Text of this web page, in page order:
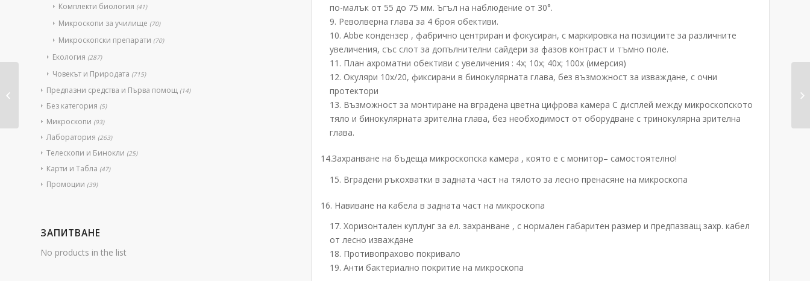
Комплекти биология (41)
Микроскопи за училище (70)
Микроскопски препарати (70)
Екология (287)
Човекът и Природата (715)
Предпазни средства и Първа помощ (14)
Без категория (5)
Микроскопи (93)
Лаборатория (263)
Телескопи и Бинокли (25)
Карти и Табла (47)
Промоции (39)
ЗАПИТВАНЕ
No products in the list
по-малък от 55 до 75 мм. Ъгъл на наблюдение от 30°.
Револверна глава за 4 броя обективи.
Abbe кондензер , фабрично центриран и фокусиран, с маркировка на позициите за различните
увеличения, със слот за допълнителни сайдери за фазов контраст и тъмно поле.
План ахроматни обективи с увеличения : 4х; 10х; 40х; 100х (имерсия)
Окуляри 10х/20, фиксирани в бинокулярната глава, без възможност за изваждане, с очни
протектори
Възможност за монтиране на вградена цветна цифрова камера С дисплей между микроскопското
тяло и бинокулярната зрителна глава, без необходимост от оборудване с тринокулярна зрителна
глава.
14.Захранване на бъдеща микроскопска камера , която е с монитор– самостоятелно!
Вградени ръкохватки в задната част на тялото за лесно пренасяне на микроскопа
16. Навиване на кабела в задната част на микроскопа
Хоризонтален куплунг за ел. захранване , с нормален габаритен размер и предпазващ захр. кабел
от лесно изваждане
Противопрахово покривало
Анти бактериално покритие на микроскопа
Микроскоп
бинокулярен
MicroBlue MB.1652 –